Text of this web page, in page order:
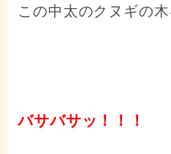
この中太のクヌギの木
バサバサッ！！！